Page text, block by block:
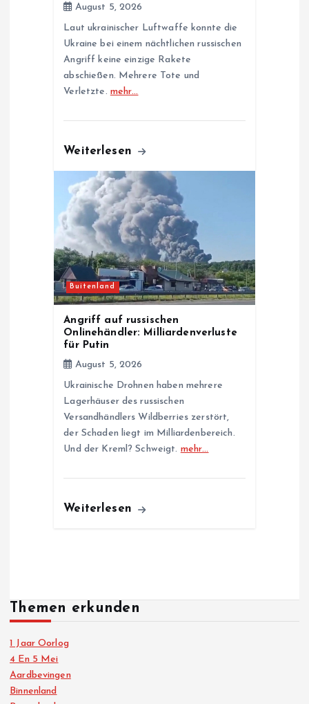
August 5, 2026
Laut ukrainischer Luftwaffe konnte die
Ukraine bei einem nächtlichen russischen
Angriff keine einzige Rakete
abschießen. Mehrere Tote und
Verletzte. mehr…
Weiterlesen
Buitenland
Angriff auf russischen
Onlinehändler: Milliardenverluste
für Putin
August 5, 2026
Ukrainische Drohnen haben mehrere
Lagerhäuser des russischen
Versandhändlers Wildberries zerstört,
der Schaden liegt im Milliardenbereich.
Und der Kreml? Schweigt. mehr…
Weiterlesen
Themen erkunden
1 Jaar Oorlog
4 En 5 Mei
Aardbevingen
Binnenland